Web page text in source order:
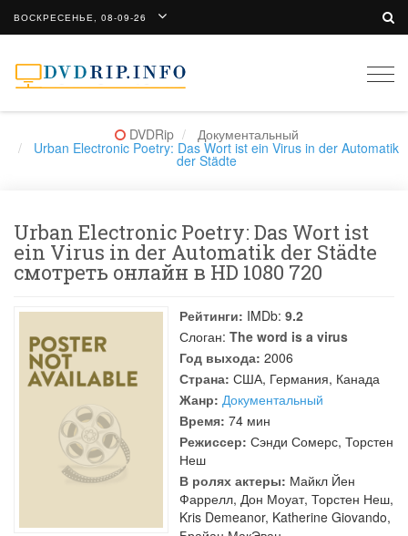
ВОСКРЕСЕНЬЕ, 08-09-26
DVDRip Документальный
Urban Electronic Poetry: Das Wort ist ein Virus in der Automatik
der Städte
Urban Electronic Poetry: Das Wort ist
ein Virus in der Automatik der Städte
смотреть онлайн в HD 1080 720
Рейтинги: IMDb: 9.2
Слоган: The word is a virus
Год выхода: 2006
Страна: США, Германия, Канада
Жанр: Документальный
Время: 74 мин
Режиссер: Сэнди Сомерс, Торстен
Неш
В ролях актеры: Майкл Йен
Фаррелл, Дон Моуат, Торстен Неш,
Kris Demeanor, Katherine Giovando,